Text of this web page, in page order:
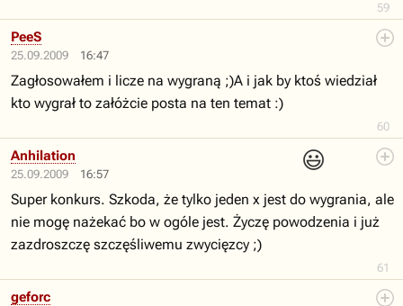
59
25.09.2009 16:47
60
PeeS
Zagłosowałem i licze na wygraną ;)A i jak by ktoś wiedział
kto wygrał to załóżcie posta na ten temat :)
25.09.2009 16:57
😃
61
Anhilation
Super konkurs. Szkoda, że tylko jeden x jest do wygrania, ale
nie mogę nażekać bo w ogóle jest. Życzę powodzenia i już
zazdroszczę szczęśliwemu zwycięzcy ;)
geforc